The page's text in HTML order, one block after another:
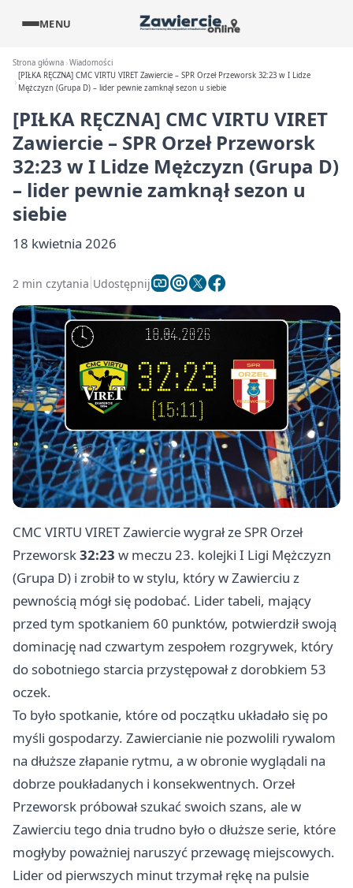
MENU
Strona główna Wiadomości
[PIŁKA RĘCZNA] CMC VIRTU VIRET Zawiercie – SPR Orzeł Przeworsk 32:23 w I Lidze
Mężczyzn (Grupa D) – lider pewnie zamknął sezon u siebie
[PIŁKA RĘCZNA] CMC VIRTU VIRET
Zawiercie – SPR Orzeł Przeworsk
32:23 w I Lidze Mężczyzn (Grupa D)
– lider pewnie zamknął sezon u
siebie
18 kwietnia 2026
2 min czytania Udostępnij
CMC VIRTU VIRET Zawiercie wygrał ze SPR Orzeł
Przeworsk32:23 w meczu 23. kolejki I Ligi Mężczyzn
(Grupa D) i zrobił to w stylu, który w Zawierciu z
pewnością mógł się podobać. Lider tabeli, mający
przed tym spotkaniem 60 punktów, potwierdził swoją
dominację nad czwartym zespołem rozgrywek, który
do sobotniego starcia przystępował z dorobkiem 53
oczek.
To było spotkanie, które od początku układało się po
myśli gospodarzy. Zawiercianie nie pozwolili rywalom
na dłuższe złapanie rytmu, a w obronie wyglądali na
dobrze poukładanych i konsekwentnych. Orzeł
Przeworsk próbował szukać swoich szans, ale w
Zawierciu tego dnia trudno było o dłuższe serie, które
mogłyby poważniej naruszyć przewagę miejscowych.
Lider od pierwszych minut trzymał rękę na pulsie